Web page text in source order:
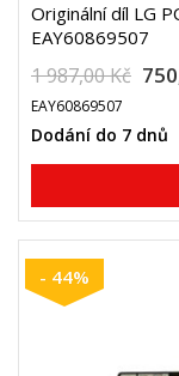
Originální díl LG
EAY60869507
1 987,00 Kč
EAY60869507
Dodání do 7 dnů
- 44%